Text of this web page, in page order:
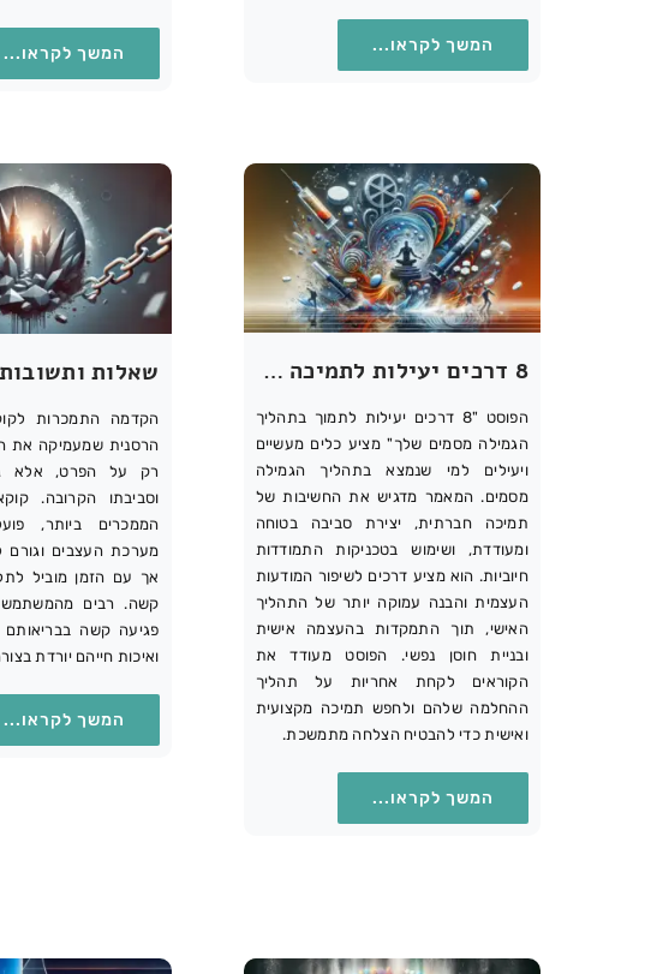
המשך לקראו... המשך לקראו...
8 דרכים יעילות לתמיכה בתהליך הגמילה מסמים – טיפים לשיקום מוצלח
הפוסט "8 דרכים יעילות לתמוך בתהליך
הגמילה מסמים שלך" מציע כלים מעשיים
ויעילים למי שנמצא בתהליך הגמילה
מסמים. המאמר מדגיש את החשיבות של
תמיכה חברתית, יצירת סביבה בטוחה
ומעודדת, ושימוש בטכניקות התמודדות
חיוביות. הוא מציע דרכים לשיפור המודעות
העצמית והבנה עמוקה יותר של התהליך
האישי, תוך התמקדות בהעצמה אישית
ובניית חוסן נפשי. הפוסט מעודד את
הקוראים לקחת אחריות על תהליך
ההחלמה שלהם ולחפש תמיכה מקצועית
ואישית כדי להבטיח הצלחה מתמשכת.
המשך לקראו...
הקדמה התמכרות
הרסנית שמעמיקה את
רק על הפרט, אלא
וסביבתו הקרובה.
הממכרים ביותר,
מערכת העצבים וגורם
אך עם הזמן מוביל
קשה. רבים
פגיעה קשה בבריאותם
ואיכות חייהם יורדת
המשך לקראו...